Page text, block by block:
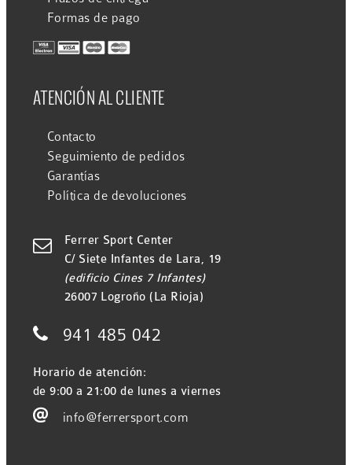
Formas de pago
ATENCIÓN AL CLIENTE
Contacto
Seguimiento de pedidos
Garantías
Política de devoluciones

Ferrer Sport Center
C/ Siete Infantes de Lara, 19
(edificio Cines 7 Infantes)
26007 Logroño (La Rioja)
 941 485 042
Horario de atención:
de 9:00 a 21:00 de lunes a viernes
 info@ferrersport.com